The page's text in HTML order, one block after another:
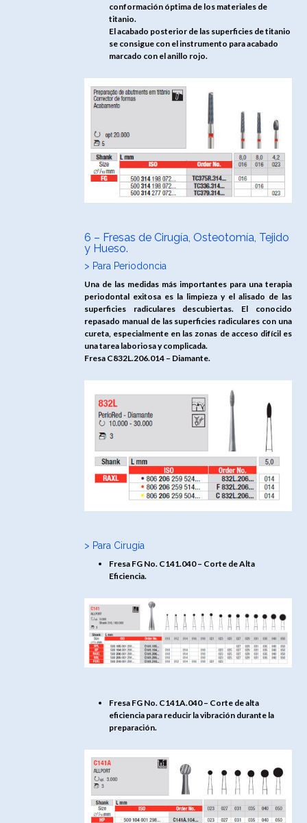
conformación óptima de los materiales de
titanio.
El acabado posterior de las superficies de titanio
se consigue con el instrumento para acabado
marcado con el anillo rojo.
6 – Fresas de Cirugía, Osteotomía, Tejido
y Hueso.
> Para Periodoncia
Una de las medidas más importantes para una terapia
periodontal exitosa es la limpieza y el alisado de las
superficies radiculares descubiertas. El conocido
repasado manual de las superficies radiculares con una
cureta, especialmente en las zonas de acceso difícil es
una tarea laboriosa y complicada.
Fresa C832L.206.014 – Diamante.
> Para Cirugía
Fresa FG No. C141.040 – Corte de Alta
Eficiencia.
Fresa FG No. C141A.040 – Corte de alta
eficiencia para reducir la vibración durante la
preparación.